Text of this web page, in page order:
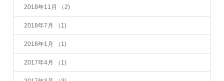
2018年11月 （2)
2018年7月 （1)
2018年1月 （1)
2017年4月 （1)